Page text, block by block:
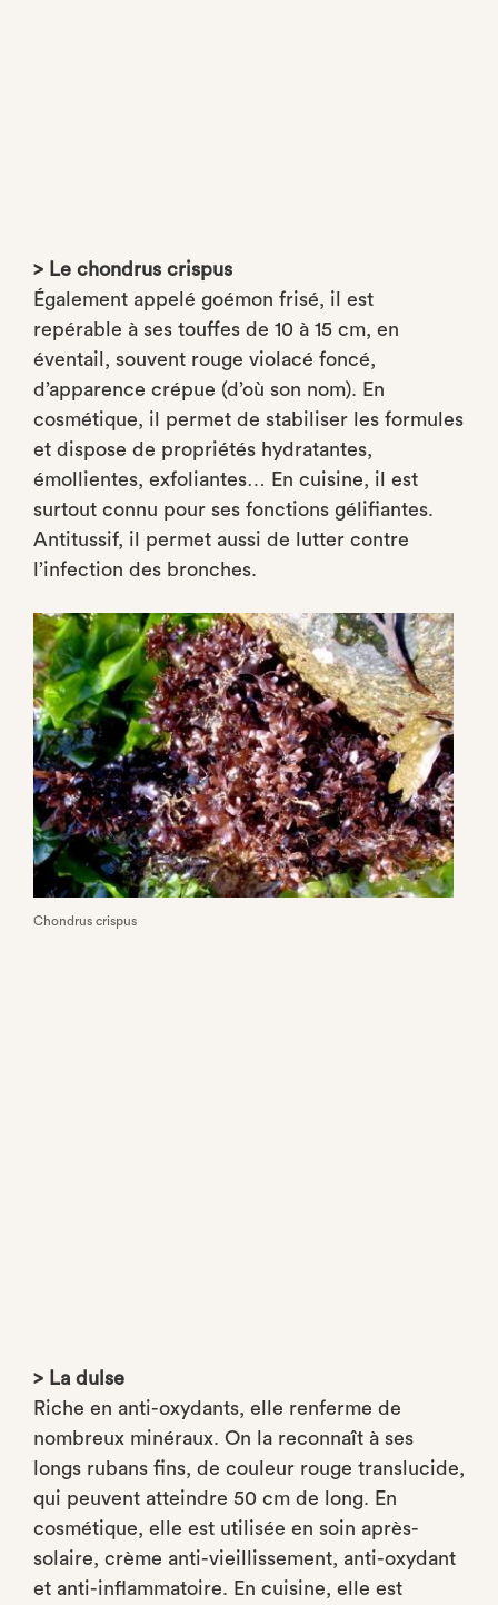
> Le chondrus crispus
Également appelé goémon frisé, il est
repérable à ses touffes de 10 à 15 cm, en
éventail, souvent rouge violacé foncé,
d’apparence crépue (d’où son nom). En
cosmétique, il permet de stabiliser les formules
et dispose de propriétés hydratantes,
émollientes, exfoliantes… En cuisine, il est
surtout connu pour ses fonctions gélifiantes.
Antitussif, il permet aussi de lutter contre
l’infection des bronches.
Chondrus crispus
> La dulse
Riche en anti-oxydants, elle renferme de
nombreux minéraux. On la reconnaît à ses
longs rubans fins, de couleur rouge translucide,
qui peuvent atteindre 50 cm de long. En
cosmétique, elle est utilisée en soin après-
solaire, crème anti-vieillissement, anti-oxydant
et anti-inflammatoire. En cuisine, elle est